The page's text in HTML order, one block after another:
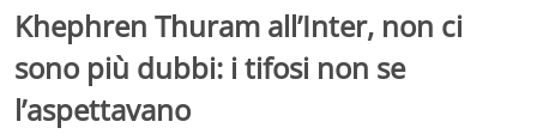
Khephren Thuram all’Inter, non ci
sono più dubbi: i tifosi non se
l’aspettavano